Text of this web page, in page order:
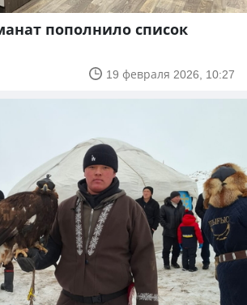
пополнило список
19 февраля 2026, 10:27